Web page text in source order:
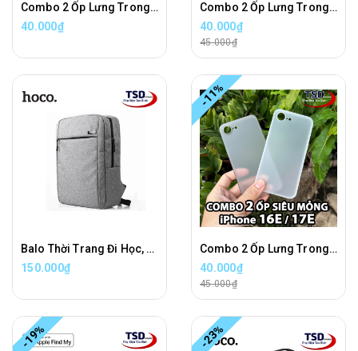
Combo 2 Ốp Lưng Trong Nhám Unibody iPhone 17 PRO MAX Siêu Mỏng
40.000₫
Combo 2 Ốp Lưng Trong Nhám Unibody iPhone 17 AIR Siêu Mỏng
40.000₫
45.000₫
Balo Thời Trang Đi Học, Đi Làm, Có Ngăn Đựng Laptop Chính Hãng Hoco
150.000₫
-11%
Combo 2 Ốp Lưng Trong Nhám Unibody iPhone 16E / 17E Siêu Mỏng
40.000₫
45.000₫
-19% -23%